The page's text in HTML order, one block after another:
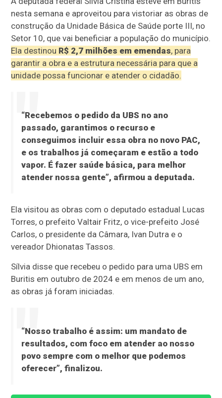
nesta semana e aproveitou para vistoriar as obras de
construção da Unidade Básica de Saúde porte III, no
Setor 10, que vai beneficiar a população do município.
Ela destinou R$ 2,7 milhões em emendas, para
garantir a obra e a estrutura necessária para que a
unidade possa funcionar e atender o cidadão.
“Recebemos o pedido da UBS no ano
passado, garantimos o recurso e
conseguimos incluir essa obra no novo PAC,
e os trabalhos já começaram e estão a todo
vapor. É fazer saúde básica, para melhor
atender nossa gente”, afirmou a deputada.
Ela visitou as obras com o deputado estadual Lucas
Torres, o prefeito Valtair Fritz, o vice-prefeito José
Carlos, o presidente da Câmara, Ivan Dutra e o
vereador Dhionatas Tassos.
Sílvia disse que recebeu o pedido para uma UBS em
Buritis em outubro de 2024 e em menos de um ano,
as obras já foram iniciadas.
“Nosso trabalho é assim: um mandato de
resultados, com foco em atender ao nosso
povo sempre com o melhor que podemos
oferecer”, finalizou.